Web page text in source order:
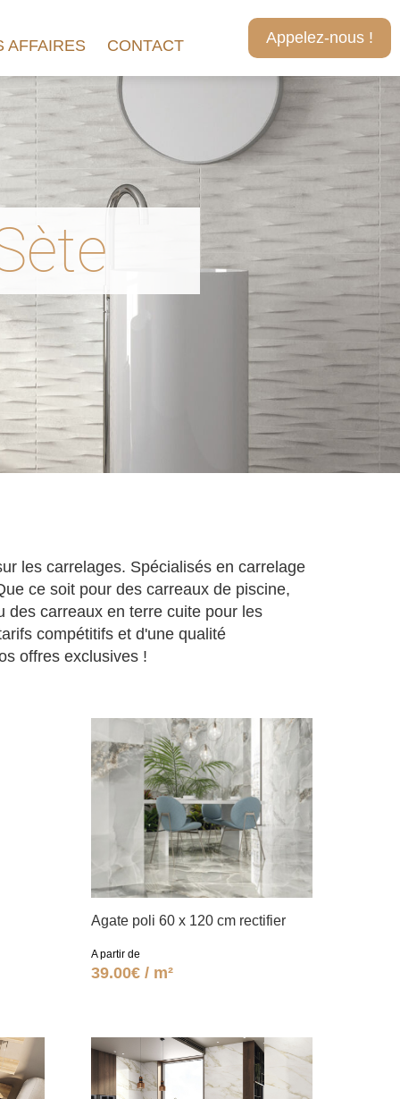
Appelez-nous !
AFFAIRES CONTACT
les carrelages. Spécialisés en carrelage
ce soit pour des carreaux de piscine,
des carreaux en terre cuite pour les
compétitifs et d'une qualité
offres exclusives !
Agate poli 60 x 120 cm rectifier
A partir de
39.00€ / m²